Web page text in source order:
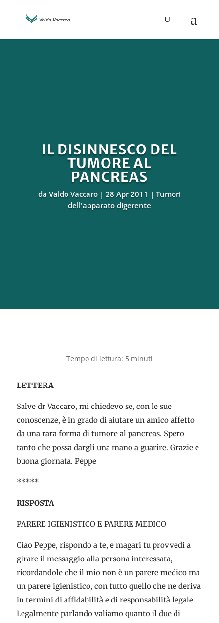
IL DISINNESCO DEL
TUMORE AL
PANCREAS
da Valdo Vaccaro 28 Apr 2011
Tumori
dell'apparato digerente
LETTERA
Salve dr Vaccaro, mi chiedevo se, con le sue
conoscenze, è in grado di aiutare un amico affetto
da una rara forma di tumore al pancreas. Spero
tanto che possa dargli una mano a guarire. Grazie e
buona giornata. Peppe
*****
RISPOSTA
PARERE IGIENISTICO E PARERE MEDICO
Ciao Peppe, rispondo a te, e magari tu provvedi a
girare il messaggio alla persona interessata,
ricordandole che il mio non è un parere medico ma
un parere igienistico, con tutto quello che ne deriva
in termini di affidabilità e di responsabilità legale.
Legalmente parlando valiamo quanto il due di